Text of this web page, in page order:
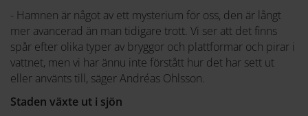
- Hamnen är något av ett mysterium för oss, den är långt
mer avancerad än man tidigare trott. Vi ser att det finns
spår efter olika typer av bryggor och plattformar och pirar i
vattnet, men vi har ännu inte förstått hur det har sett ut
eller använts till, säger Andréas Ohlsson.
Staden växte ut i sjön